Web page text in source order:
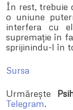
În rest, trebuie
o uniune
interfera cu
supremație în
sprijinindu-l în
Sursa
Urmărește
Telegram.